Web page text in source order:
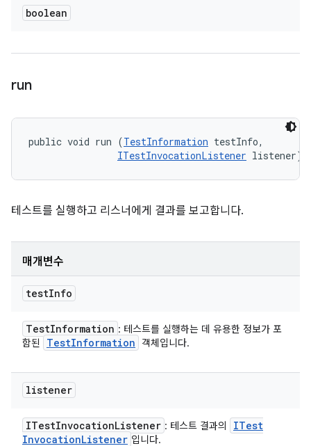
boolean
run
public void run (TestInformation testInfo,
ITestInvocationListener listener)
테스트를 실행하고 리스너에게 결과를 보고합니다.
매개변수
testInfo
TestInformation : 테스트를 실행하는 데 유용한 정보가 포
함된
TestInformation 객체입니다.
listener
ITestInvocationListener : 테스트 결과의
ITest
InvocationListener 입니다.